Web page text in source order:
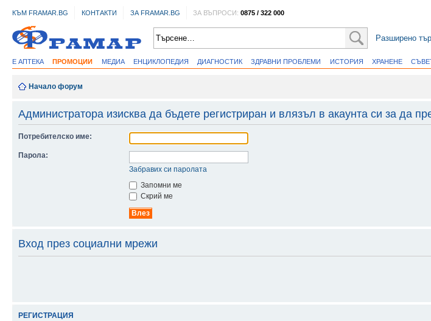
КЪМ FRAMAR.BG КОНТАКТИ ЗА FRAMAR.BG ЗА ВЪПРОСИ:0875 / 322 000
Разширено
Е АПТЕКА ПРОМОЦИИ МЕДИА ЕНЦИКЛОПЕДИЯ ДИАГНОСТИК ЗДРАВНИ ПРОБЛЕМИ ИСТОРИЯ ХРАНЕНЕ
Начало форум
Администратора изисква да бъдете регистриран и влязъл в акаунта си за да
Потребителско име:
Парола:
Забравих си паролата
Запомни ме
Скрий ме
Вход през социални мрежи
РЕГИСТРАЦИЯ